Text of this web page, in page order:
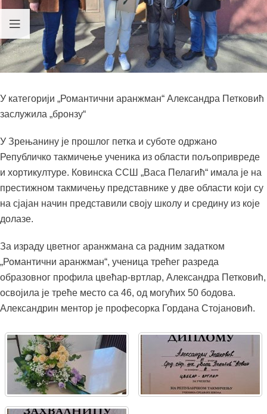
У категорији „Романтични аранжман“ Александра Петковић
заслужила „бронзу“
У Зрењанину је прошлог петка и суботе одржано
Републичко такмичење ученика из области пољопривреде
и хортикултуре. Ковинска ССШ „Васа Пелагић“ имала је на
престижном такмичењу представнике у две области који су
на сјајан начин представили своју школу и средину из које
долазе.
За израду цветног аранжмана са радним задатком
„Романтични аранжман“, ученица трећег разреда
образовног профила цвећар-вртлар, Александра Петковић,
освојила је треће место са 46, од могућих 50 бодова.
Александрин ментор је професорка Гордана Стојановић.